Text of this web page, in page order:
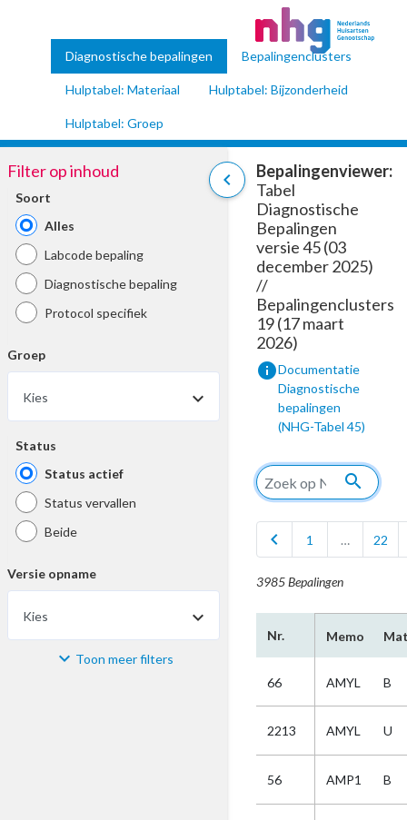
Diagnostische bepalingen Bepalingenclusters
Hulptabel: Materiaal Hulptabel: Bijzonderheid
Hulptabel: Groep
chevron_left
Filter op inhoud
Soort
Alles
Labcode bepaling
Diagnostische bepaling
Protocol specifiek
Groep
Kies
Status
Status actief
Status vervallen
Beide
Versie opname
Kies
Materiaal Toon meer filters
Bepalingenviewer:
Tabel
Diagnostische
Bepalingen
versie 45 (03
december 2025)
//
Bepalingenclusters
19 (17 maart
2026)
infoDocumentatie
Diagnostische
bepalingen
(NHG-Tabel 45)
search
chevron_left 1 … 22
3985 Bepalingen
Nr. Memo
66 AMYL B
2213 AMYL U
56 AMP1 B